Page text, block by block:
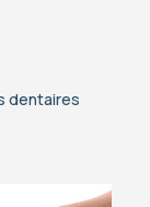
dentaires